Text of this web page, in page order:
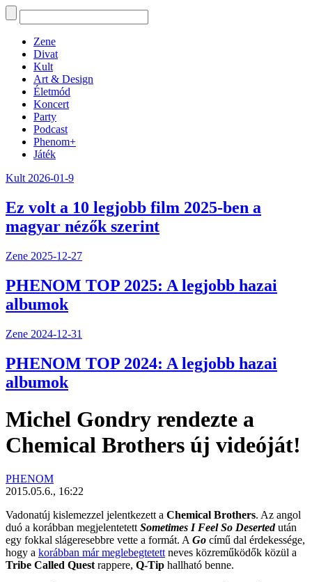
Zene
Divat
Kult
Art & Design
Életmód
Koncert
Party
Podcast
Phenom+
Játék
Kult 2026-01-9
Ez volt a 10 legjobb film 2025-ben a
magyar nézők szerint
Zene 2025-12-27
PHENOM TOP 2025: A legjobb hazai
albumok
Zene 2024-12-31
PHENOM TOP 2024: A legjobb hazai
albumok
Michel Gondry rendezte a
Chemical Brothers új videóját!
PHENOM
2015.05.6., 16:22
Vadonatúj kislemezzel jelentkezett a Chemical Brothers. Az angol
duó a korábban megjelentetettSometimes I Feel So Desertedután
egy fokkal slágeresebbre vette a formát. AGo című dal érdekessége,
hogy a korábban már meglebegtetettneves közreműködők közül a
Tribe Called Questrappere, Q-Tip hallható benne.